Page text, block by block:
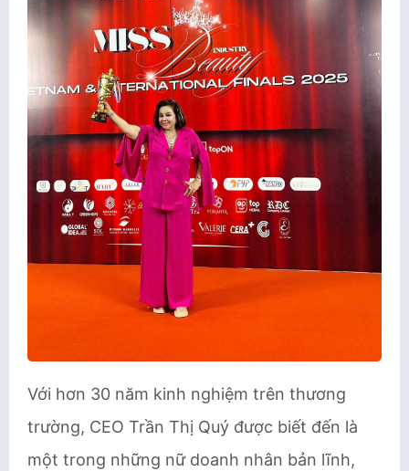
Với hơn 30 năm kinh nghiệm trên thương
trường, CEO Trần Thị Quý được biết đến là
một trong những nữ doanh nhân bản lĩnh,